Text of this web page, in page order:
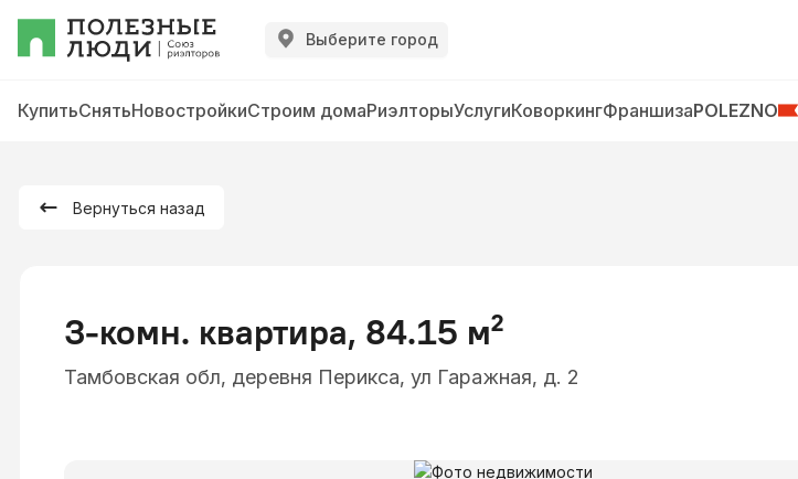
Выберите город
КупитьСнятьНовостройкиСтроим домаРиэлторыУслугиКоворкингФраншизаPOLEZNO
Вернуться назад
3-комн. квартира, 84.15 м²
Тамбовская обл, деревня Перикса, ул Гаражная, д. 2